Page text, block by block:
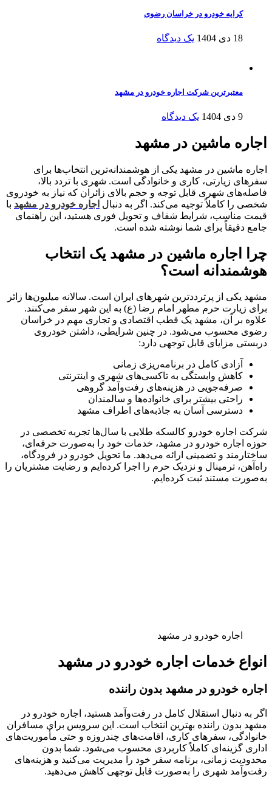
کرایه خودرو در خراسان رضوی
18 دی 1404 یک دیدگاه
معتبرترین شرکت اجاره خودرو در مشهد
9 دی 1404 یک دیدگاه
اجاره ماشین در مشهد
اجاره ماشین در مشهد یکی از هوشمندانه‌ترین انتخاب‌ها برای
سفرهای زیارتی، کاری و خانوادگی است. شهری با تردد بالا،
فاصله‌های شهری قابل توجه و حجم بالای زائران که نیاز به خودروی
شخصی را کاملاً توجیه می‌کند. اگر به دنبال اجاره خودرو در مشهد با
قیمت مناسب، شرایط شفاف و تحویل فوری هستید، این راهنمای
جامع دقیقاً برای شما نوشته شده است.
چرا اجاره ماشین در مشهد یک انتخاب
هوشمندانه است؟
مشهد یکی از پرترددترین شهرهای ایران است. سالانه میلیون‌ها زائر
برای زیارت حرم مطهر امام رضا (ع) به این شهر سفر می‌کنند.
علاوه بر آن، مشهد یک قطب اقتصادی و تجاری مهم در خراسان
رضوی محسوب می‌شود. در چنین شرایطی، داشتن خودروی
دربستی مزایای قابل توجهی دارد:
آزادی کامل در برنامه‌ریزی زمانی
کاهش وابستگی به تاکسی‌های شهری و اینترنتی
صرفه‌جویی در هزینه‌های رفت‌وآمد گروهی
راحتی بیشتر برای خانواده‌ها و سالمندان
دسترسی آسان به جاذبه‌های اطراف مشهد
شرکت اجاره خودرو کالسکه طلایی با سال‌ها تجربه تخصصی در
حوزه اجاره خودرو در مشهد، خدمات خود را به‌صورت حرفه‌ای،
ساختارمند و تضمینی ارائه می‌دهد. ما تحویل خودرو در فرودگاه،
راه‌آهن، ترمینال و نزدیک حرم را اجرا کرده‌ایم و رضایت مشتریان را
به‌صورت مستند ثبت کرده‌ایم.
اجاره خودرو در مشهد
انواع خدمات اجاره خودرو در مشهد
اجاره خودرو در مشهد بدون راننده
اگر به دنبال استقلال کامل در رفت‌وآمد هستید، اجاره خودرو در
مشهد بدون راننده بهترین انتخاب است. این سرویس برای مسافران
خانوادگی، سفرهای کاری، اقامت‌های چندروزه و حتی مأموریت‌های
اداری گزینه‌ای کاملاً کاربردی محسوب می‌شود. شما بدون
محدودیت زمانی، برنامه سفر خود را مدیریت می‌کنید و هزینه‌های
رفت‌وآمد شهری را به‌صورت قابل توجهی کاهش می‌دهید.